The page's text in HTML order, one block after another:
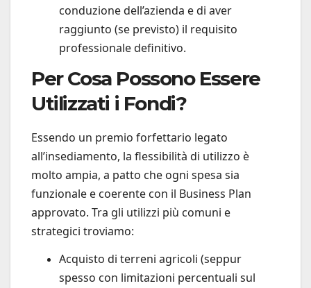
conduzione dell’azienda e di aver
raggiunto (se previsto) il requisito
professionale definitivo.
Per Cosa Possono Essere
Utilizzati i Fondi?
Essendo un premio forfettario legato
all’insediamento, la flessibilità di utilizzo è
molto ampia, a patto che ogni spesa sia
funzionale e coerente con il Business Plan
approvato. Tra gli utilizzi più comuni e
strategici troviamo:
Acquisto di terreni agricoli (seppur
spesso con limitazioni percentuali sul